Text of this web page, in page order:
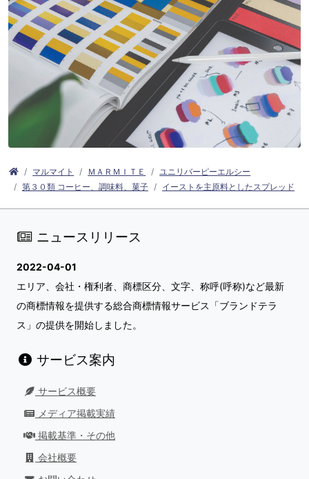
マルマイト ＭＡＲＭＩＴＥ
ユニリバーピーエルシー
第３０類 コーヒー、調味料、菓子
イーストを主原料としたスプレッド
ニュースリリース
2022-04-01
エリア、会社・権利者、商標区分、文字、称呼(呼称)など最新
の商標情報を提供する総合商標情報サービス「ブランドテラ
ス」の提供を開始しました。
サービス案内
サービス概要
メディア掲載実績
掲載基準・その他
会社概要